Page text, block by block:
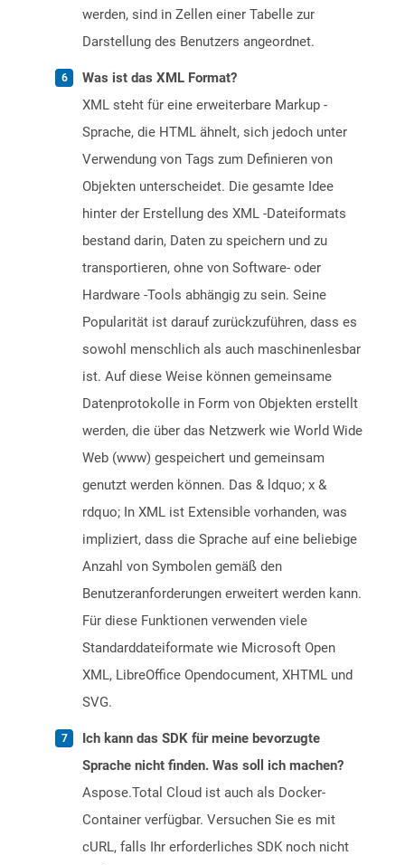
werden, sind in Zellen einer Tabelle zur
Darstellung des Benutzers angeordnet.
Was ist das XML Format?
XML steht für eine erweiterbare Markup -
Sprache, die HTML ähnelt, sich jedoch unter
Verwendung von Tags zum Definieren von
Objekten unterscheidet. Die gesamte Idee
hinter der Erstellung des XML -Dateiformats
bestand darin, Daten zu speichern und zu
transportieren, ohne von Software- oder
Hardware -Tools abhängig zu sein. Seine
Popularität ist darauf zurückzuführen, dass es
sowohl menschlich als auch maschinenlesbar
ist. Auf diese Weise können gemeinsame
Datenprotokolle in Form von Objekten erstellt
werden, die über das Netzwerk wie World Wide
Web (www) gespeichert und gemeinsam
genutzt werden können. Das & ldquo; x &
rdquo; In XML ist Extensible vorhanden, was
impliziert, dass die Sprache auf eine beliebige
Anzahl von Symbolen gemäß den
Benutzeranforderungen erweitert werden kann.
Für diese Funktionen verwenden viele
Standarddateiformate wie Microsoft Open
XML, LibreOffice Opendocument, XHTML und
SVG.
Ich kann das SDK für meine bevorzugte
Sprache nicht finden. Was soll ich machen?
Aspose.Total Cloud ist auch als Docker-
Container verfügbar. Versuchen Sie es mit
cURL, falls Ihr erforderliches SDK noch nicht